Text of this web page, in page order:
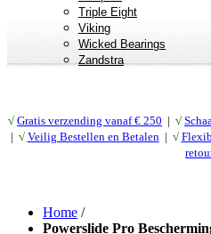
Triple Eight
Viking
Wicked Bearings
Zandstra
√ Gratis verzending vanaf € 250 | √
| √ Veilig Bestellen en Betalen | √
Home /
Powerslide Pro